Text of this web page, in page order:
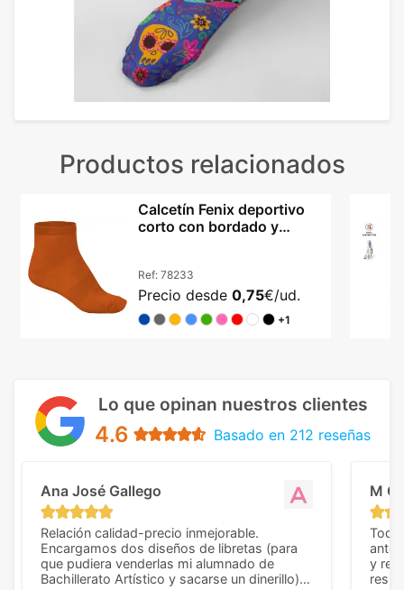
Productos relacionados
Calcetín Fenix deportivo
corto con bordado y
Ref: 78233
Precio desde 0,75€/ud.
+1
Lo que opinan nuestros clientes
4.6 Basado en 212 reseñas
Ana José Gallego
Relación calidad-precio inmejorable.
Encargamos dos diseños de libretas (para
que pudiera venderlas mi alumnado de
Bachillerato Artístico y sacarse un dinerillo) y
M C
Todo
y